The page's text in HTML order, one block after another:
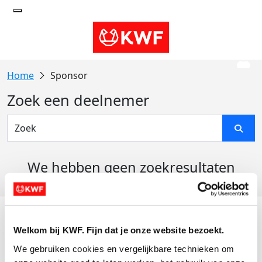
Welkom bij KWF. Fijn dat je onze website bezoekt.
We gebruiken cookies en vergelijkbare technieken om
Sponsor
Zoek een deelnemer
We hebben geen zoekresultaten
Actiematerialen
Evenementen